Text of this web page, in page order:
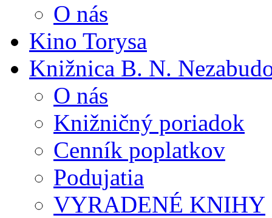
O nás
Kino Torysa
Knižnica B. N.
O nás
Knižničný poriadok
Cenník poplatkov
Podujatia
VYRADENÉ KNIHY